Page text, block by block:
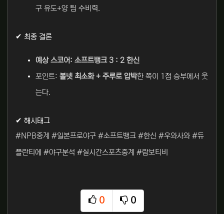
구 유도+양 팀 수비력.
✔ 최종 결론
예상 스코어: 소프트뱅크 3 : 2 한신
포인트: 볼넷 최소화 + 주루로 압박한 쪽이 1점 승부에서 웃
는다.
✔ 해시태그
#NPB중계 #일본프로야구 #소프트뱅크 #한신 #우와사와 #듀
플란티에 #야구분석 #실시간스포츠중계 #람보티비
0
0